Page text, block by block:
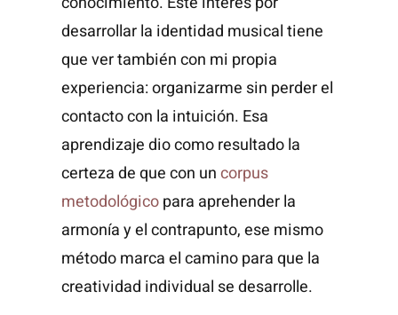
desarrollar la identidad musical tiene
que ver también con mi propia
experiencia: organizarme sin perder el
contacto con la intuición. Esa
aprendizaje dio como resultado la
certeza de que con uncorpus
metodológicopara aprehender la
armonía y el contrapunto, ese mismo
método marca el camino para que la
creatividad individual se desarrolle.